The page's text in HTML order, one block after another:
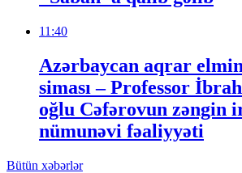
11:40
Azərbaycan aqrar
siması – Professor
oğlu Cəfərovun zəngin
nümunəvi fəaliyyəti
Bütün xəbərlər